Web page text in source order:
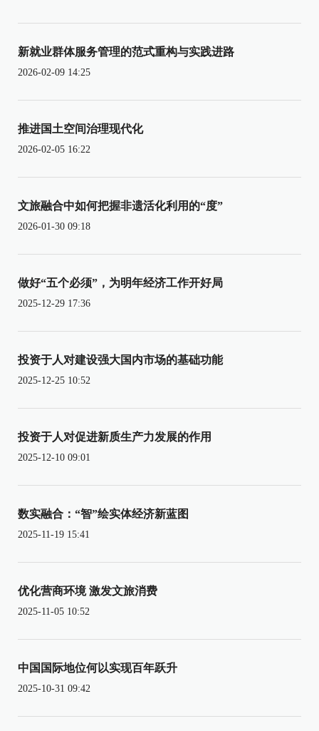
新就业群体服务管理的范式重构与实践进路
2026-02-09 14:25
推进国土空间治理现代化
2026-02-05 16:22
文旅融合中如何把握非遗活化利用的“度”
2026-01-30 09:18
做好“五个必须”，为明年经济工作开好局
2025-12-29 17:36
投资于人对建设强大国内市场的基础功能
2025-12-25 10:52
投资于人对促进新质生产力发展的作用
2025-12-10 09:01
数实融合：“智”绘实体经济新蓝图
2025-11-19 15:41
优化营商环境 激发文旅消费
2025-11-05 10:52
中国国际地位何以实现百年跃升
2025-10-31 09:42